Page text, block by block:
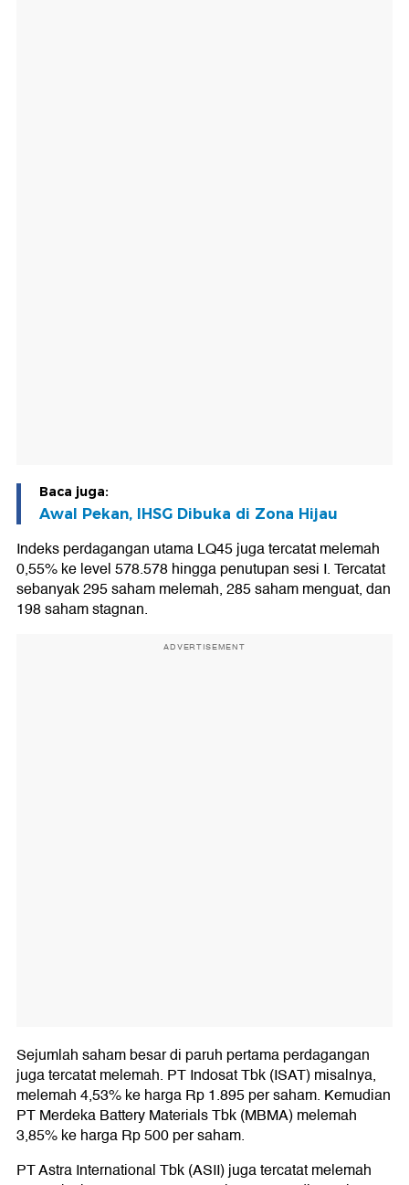
Baca juga:
Awal Pekan, IHSG Dibuka di Zona Hijau
Indeks perdagangan utama LQ45 juga tercatat melemah
0,55% ke level 578.578 hingga penutupan sesi I. Tercatat
sebanyak 295 saham melemah, 285 saham menguat, dan
198 saham stagnan.
ADVERTISEMENT
Sejumlah saham besar di paruh pertama perdagangan
juga tercatat melemah. PT Indosat Tbk (ISAT) misalnya,
melemah 4,53% ke harga Rp 1.895 per saham. Kemudian
PT Merdeka Battery Materials Tbk (MBMA) melemah
3,85% ke harga Rp 500 per saham.
PT Astra International Tbk (ASII) juga tercatat melemah